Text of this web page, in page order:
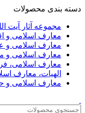
دسته بندی محصولات
مجموعه آثار آيت
معارف اسلامی و
معارف اسلامی و
معارف اسلامی و
معارف اسلامی،
الهیات، معارف
معارف اسلامی و